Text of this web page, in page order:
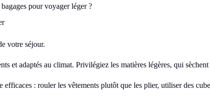
pour voyager léger ?
votre séjour.
et adaptés au climat. Privilégiez les matières légères, qui
efficaces : rouler les vêtements plutôt que les plier, utiliser des